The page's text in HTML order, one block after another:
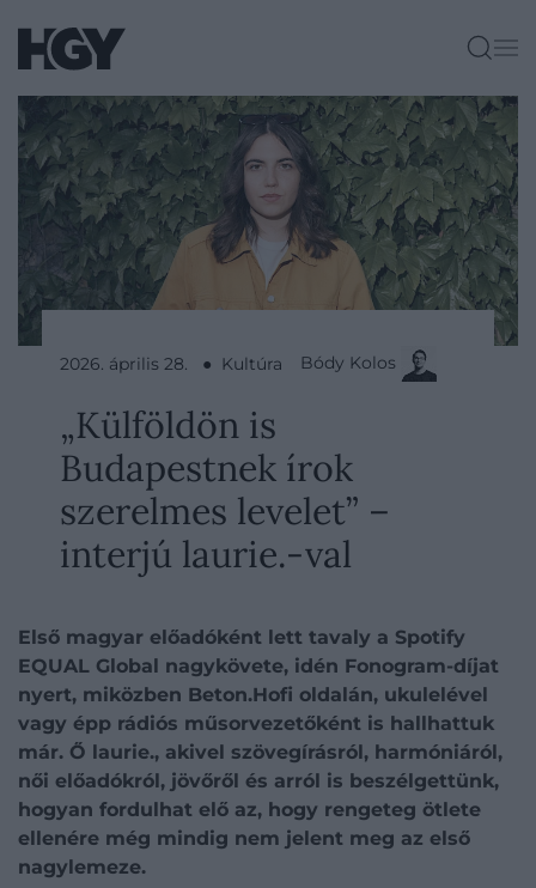
2026. április 28. ● Kultúra Bódy Kolos
„Külföldön is
Budapestnek írok
szerelmes levelet” –
interjú laurie.-val
Első magyar előadóként lett tavaly a Spotify
EQUAL Global nagykövete, idén Fonogram-díjat
nyert, miközben Beton.Hofi oldalán, ukulelével
vagy épp rádiós műsorvezetőként is hallhattuk
már. Ő laurie., akivel szövegírásról, harmóniáról,
női előadókról, jövőről és arról is beszélgettünk,
hogyan fordulhat elő az, hogy rengeteg ötlete
ellenére még mindig nem jelent meg az első
nagylemeze.